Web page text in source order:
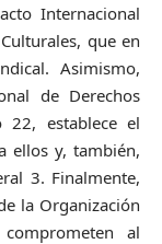
Internacional
que en
Asimismo,
de Derechos
establece el
ellos y, también,
3. Finalmente,
la Organización
al